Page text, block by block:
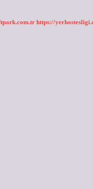
https://